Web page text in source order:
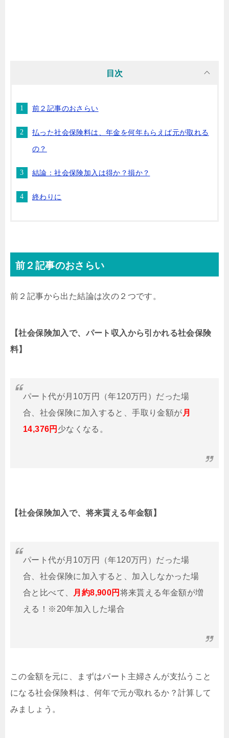
目次
前２記事のおさらい
払った社会保険料は、年金を何年もらえば元が取れる
の？
結論：社会保険加入は得か？損か？
終わりに
前２記事のおさらい
前２記事から出た結論は次の２つです。
【社会保険加入で、パート収入から引かれる社会保険
料】
パート代が月10万円（年120万円）だった場
合、社会保険に加入すると、手取り金額が 月
14,376円 少なくなる。
【社会保険加入で、将来貰える年金額】
パート代が月10万円（年120万円）だった場
合、社会保険に加入すると、加入しなかった場
合と比べて、
月約8,900円 将来貰える年金額が増
える！※20年加入した場合
この金額を元に、まずはパート主婦さんが支払うこと
になる社会保険料は、何年で元が取れるか？計算して
みましょう。